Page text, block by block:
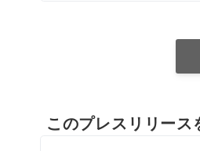
このプレスリリー